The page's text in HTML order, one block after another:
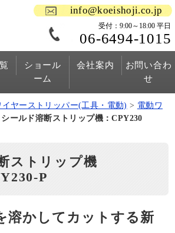
info@koeishoji.co.jp
受付：9:00～18:00 平日
06-6494-1015
ショール
ーム
会社案内
お問い合わ
せ
イヤーストリッパー(工具・電動) > 電動ワ
シールド溶断ストリップ機：CPY230
ストリップ機
P
溶かしてカットする新